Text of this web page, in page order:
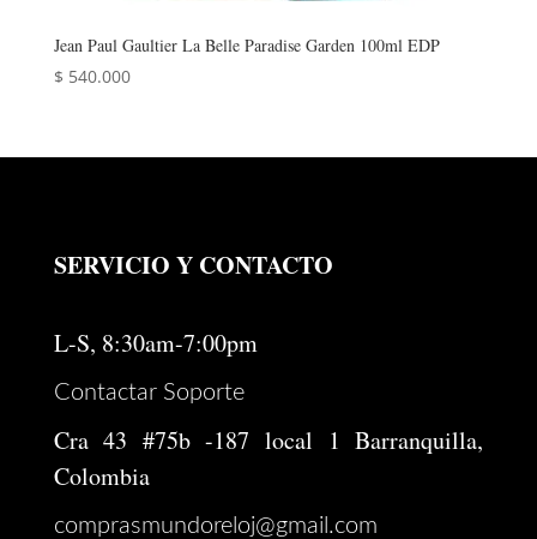
Jean Paul Gaultier La Belle Paradise Garden 100ml EDP
$ 540.000
SERVICIO Y CONTACTO
L-S, 8:30am-7:00pm
Contactar Soporte
Cra 43 #75b -187 local 1 Barranquilla,
Colombia
comprasmundoreloj@gmail.com